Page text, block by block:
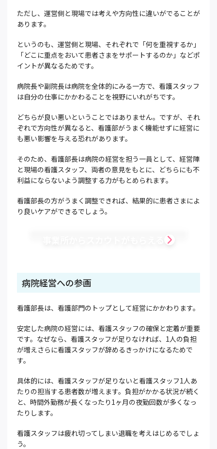
ただし、運営側と現場では考えや方向性に違いがでることが
あります。
というのも、運営側と現場、それぞれで「何を重視するか」
「どこに重点をおいて患者さまをサポートするのか」などポ
イントが異なるためです。
病院長や副院長は病院を全体的にみる一方で、看護スタッフ
は自分の仕事にかかわることを視野にいれがちです。
どちらが良い悪いということではありません。ですが、それ
ぞれで方向性が異なると、看護部がうまく機能せずに経営に
も悪い影響を与える恐れがあります。
そのため、看護部長は病院の経営を担う一員として、経営陣
と現場の看護スタッフ、両者の意見をもとに、どちらにも不
利益にならないよう調整する力がもとめられます。
看護部長の方がうまく調整できれば、結果的に患者さまによ
り良いケアができるでしょう。
病院経営への参画
看護部長は、看護部門のトップとして経営にかかわります。
安定した病院の経営には、看護スタッフの確保と定着が重要
です。なぜなら、看護スタッフが足りなければ、1人の負担
が増えさらに看護スタッフが辞めるきっかけになるためで
す。
具体的には、看護スタッフが足りないと看護スタッフ1人あ
たりの担当する患者数が増えます。負担がかかる状況が続く
と、時間外勤務が長くなったり1ヶ月の夜勤回数が多くなっ
たりします。
看護スタッフは疲れ切ってしまい退職を考えはじめるでしょ
う。